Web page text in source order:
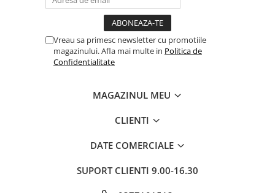
Vreau sa primesc newsletter cu promotiile
magazinului. Afla mai multe in Politica de
Confidentialitate
MAGAZINUL MEU
CLIENTI
DATE COMERCIALE
SUPORT CLIENTI 9.00-16.30